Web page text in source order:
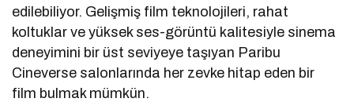
edilebiliyor. Gelişmiş film teknolojileri, rahat
koltuklar ve yüksek ses-görüntü kalitesiyle sinema
deneyimini bir üst seviyeye taşıyan Paribu
Cineverse salonlarında her zevke hitap eden bir
film bulmak mümkün.